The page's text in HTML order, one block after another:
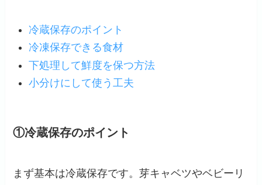
冷蔵保存のポイント
冷凍保存できる食材
下処理して鮮度を保つ方法
小分けにして使う工夫
①冷蔵保存のポイント
まず基本は冷蔵保存です。芽キャベツやベビーリ